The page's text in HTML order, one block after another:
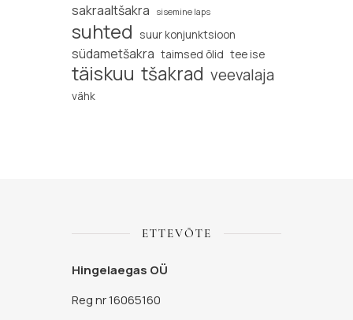
sakraaltšakra sisemine laps
suhted suur konjunktsioon
südametšakra taimsed õlid tee ise
täiskuu tšakrad veevalaja
vähk
ETTEVÕTE
Hingelaegas OÜ
Reg nr 16065160